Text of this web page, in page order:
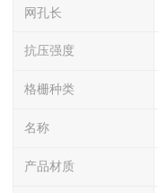
网孔长
抗压强度
格栅种类
名称
产品材质